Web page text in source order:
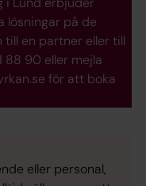
lösningar på de
en partner eller till
88 90 eller mejla
för att boka
eller personal,